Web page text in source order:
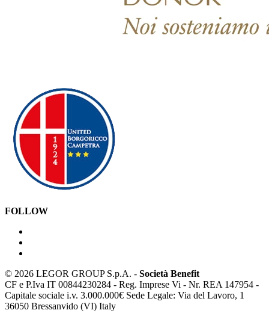
FOLLOW
© 2026 LEGOR GROUP S.p.A. - Società Benefit
CF e P.Iva IT 00844230284 - Reg. Imprese Vi - Nr. REA 147954 -
Capitale sociale i.v. 3.000.000€ Sede Legale: Via del Lavoro, 1
36050 Bressanvido (VI) Italy